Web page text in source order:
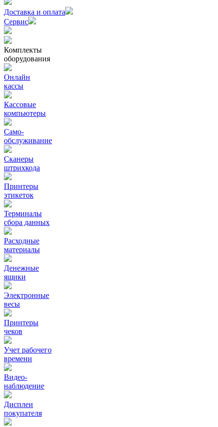
Доставка и оплата
Сервис
Комплекты
оборудования
Онлайн
кассы
Кассовые
компьютеры
Само-
обслуживание
Сканеры
штрихкода
Принтеры
этикеток
Терминалы
сбора данных
Расходные
материалы
Денежные
ящики
Электронные
весы
Принтеры
чеков
Учет рабочего
времени
Видео‑
наблюдение
Дисплеи
покупателя